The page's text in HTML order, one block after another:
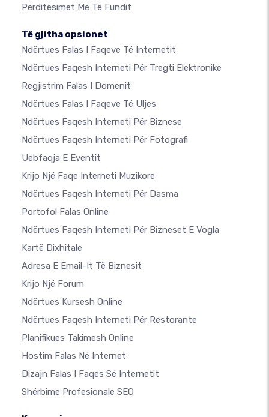
Përditësimet Më Të Fundit
Të gjitha opsionet
Ndërtues Falas I Faqeve Të Internetit
Ndërtues Faqesh Interneti Për Tregti Elektronike
Regjistrim Falas I Domenit
Ndërtues Falas I Faqeve Të Uljes
Ndërtues Faqesh Interneti Për Biznese
Ndërtues Faqesh Interneti Për Fotografi
Uebfaqja E Eventit
Krijo Një Faqe Interneti Muzikore
Ndërtues Faqesh Interneti Për Dasma
Portofol Falas Online
Ndërtues Faqesh Interneti Për Bizneset E Vogla
Kartë Dixhitale
Adresa E Email-It Të Biznesit
Krijo Një Forum
Ndërtues Kursesh Online
Ndërtues Faqesh Interneti Për Restorante
Planifikues Takimesh Online
Hostim Falas Në Internet
Dizajn Falas I Faqes Së Internetit
Shërbime Profesionale SEO